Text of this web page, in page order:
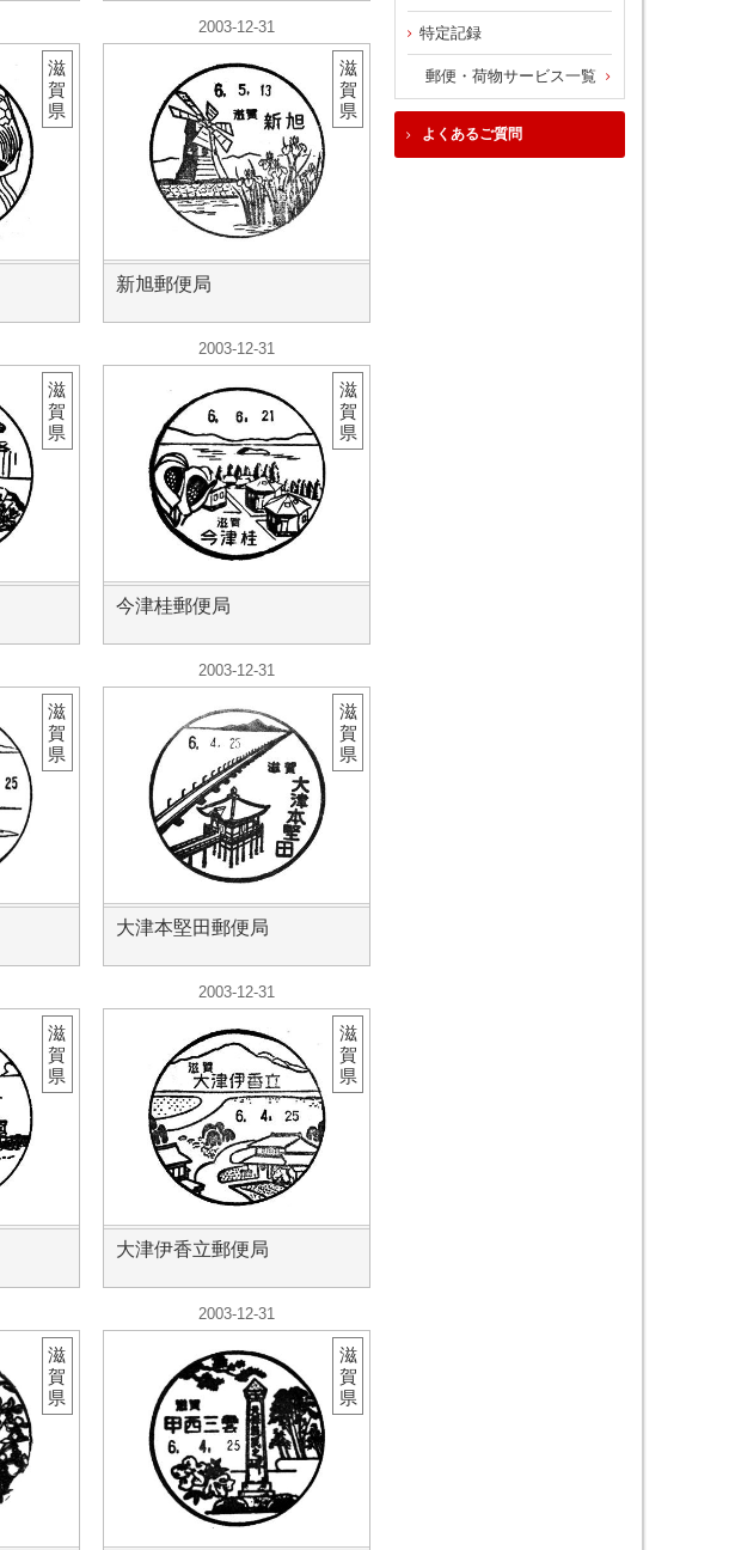
滋
賀
県
2003-12-31
新旭郵便局
滋
賀
県
滋
賀
県
2003-12-31
今津桂郵便局
滋
賀
県
滋
賀
県
2003-12-31
大津本堅田郵便局
滋
賀
県
滋
賀
県
2003-12-31
大津伊香立郵便局
滋
賀
県
滋
賀
県
2003-12-31
滋
賀
県
特定記録
郵便・荷物サービス一覧
よくあるご質問